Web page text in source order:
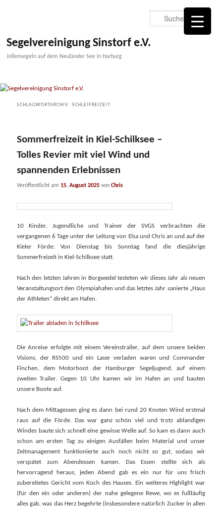
Segelvereinigung Sinstorf e.V.
Jollensegeln auf dem Neuländer See in Harburg
SCHLAGWORTARCHIV:SCHLEIFREIZEIT
Sommerfreizeit in Kiel-Schilksee –
Tolles Revier mit viel Wind und
spannenden Erlebnissen
Veröffentlicht am 15. August 2025 vonChris
10 Kinder, Jugendliche und Trainer der SVGS verbrachten die
vergangenen 6 Tage unter der Leitung von Elsa und Chris an und auf der
Kieler Förde: Von Dienstag bis Sonntag fand die diesjährige
Sommerfreizeit in Kiel-Schilksee statt.
Nach den letzten Jahren in Borgwedel testeten wir dieses Jahr als neuen
Veranstaltungsort den Olympiahafen und das letztes Jahr sanierte „Haus
der Athleten“ direkt am Hafen.
Die Anreise erfolgte mit einem Vereinstrailer, auf dem unsere beiden
Visions, der RS500 und ein Laser verladen waren und Commander
Finchen, dem Motorboot der Hamburger Segeljugend, auf einem
zweiten Trailer. Gegen 10 Uhr kamen wir im Hafen an und bauten
unsere Boote auf.
Nach dem Mittagessen ging es dann bei rund 20 Knoten Wind erstmal
raus auf die Förde. Das war ganz schön viel und trotz ablandigen
Windes baute sich schnell eine gewisse Welle auf. So kam es dann auch
schon am ersten Tag zu einigen Ausfällen beim Material und unser
Zeitmanagement funktionierte auch noch nicht so gut, sodass wir
verspätet zum Abendessen kamen. Das Essen stellte sich als
hervorragend heraus, jeden Abend gab es ein nur für uns frisch
zubereitetes Gericht vom Koch des Hauses. Ein weiteres Highlight war
(für den ein oder anderen) der nahe gelegene Rewe, wo es fußläufig
alles gab, was das Herz begehrte (insbesondere natürlich Zucker in allen